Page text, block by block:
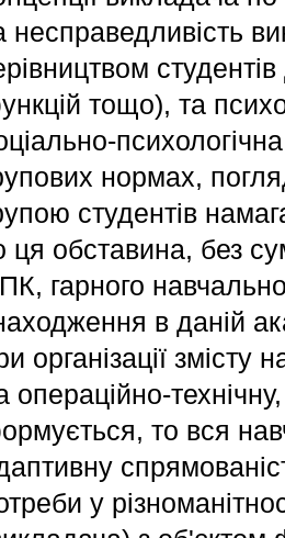
несправедливість
тощо), та
нормах,
студентів
ця обставина, без
гарного
в даній
організації змісту
операційно-
то вся
у